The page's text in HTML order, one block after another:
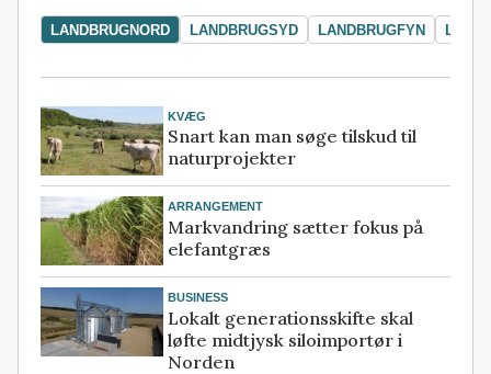
LANDBRUGNORD LANDBRUGSYD LANDBRUGFYN
KVÆG
Snart kan man søge tilskud til
naturprojekter
ARRANGEMENT
Markvandring sætter fokus på
elefantgræs
BUSINESS
Lokalt generationsskifte skal
løfte midtjysk siloimportør i
Norden